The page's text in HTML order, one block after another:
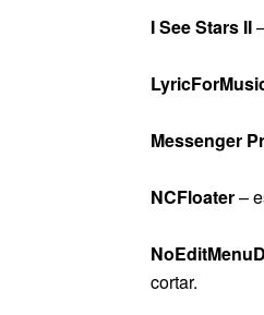
I See Stars II
Messenger
NCFloater–
cortar.